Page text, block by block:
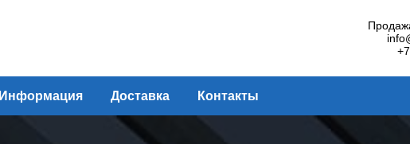
Информация Доставка Контакты